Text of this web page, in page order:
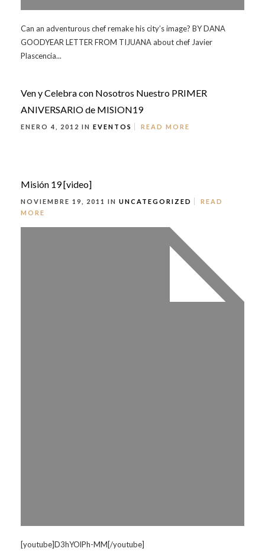
Can an adventurous chef remake his city’s image? BY DANA
GOODYEAR LETTER FROM TIJUANA about chef Javier
Plascencia...
Ven y Celebra con Nosotros Nuestro PRIMER
ANIVERSARIO de MISION19
ENERO 4, 2012 IN EVENTOS READ MORE
Misión 19 [video]
NOVIEMBRE 19, 2011 IN UNCATEGORIZED
READ
MORE
[youtube]D3hYOlPh-MM[/youtube]